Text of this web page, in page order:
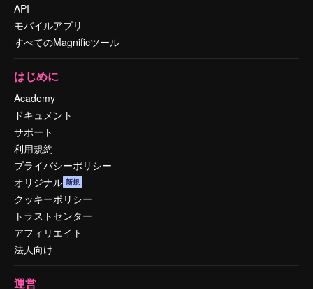
API
モバイルアプリ
すべてのMagnificツール
はじめに
Academy
ドキュメント
サポート
利用規約
プライバシーポリシー
オリジナル 新規
クッキーポリシー
トラストセンター
アフィリエイト
法人向け
運営